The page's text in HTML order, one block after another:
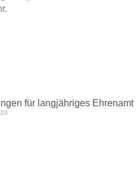
für langjähriges Ehrenamt